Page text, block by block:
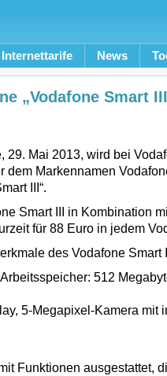
Internettarife News
„Vodafone Smart
29. Mai 2013, wird bei
dem Markennamen
III“.
Smart III in Kombination
für 88 Euro in jedem
des Vodafone Smart
512
5-Megapixel-Kamera mit
Funktionen ausgestattet,